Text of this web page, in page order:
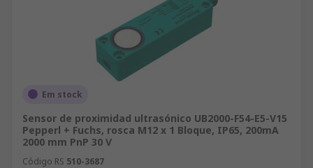
Em stock
Sensor de proximidad ultrasónico UB2000-F54-E5-V15
Pepperl + Fuchs, rosca M12 x 1 Bloque, IP65, 200mA
2000 mm PnP 30 V
Código RS 510-3687